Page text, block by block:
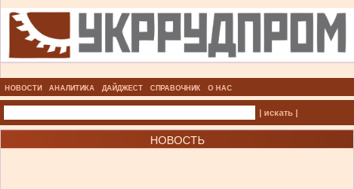
НОВОСТИ АНАЛИТИКА ДАЙДЖЕСТ СПРАВОЧНИК О НАС
| искать |
НОВОСТЬ